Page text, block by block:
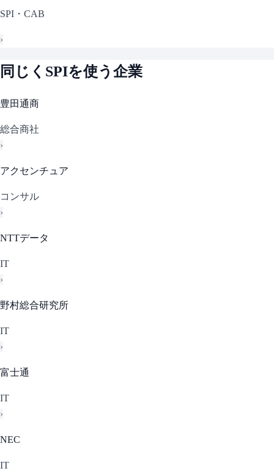
SPI・CAB
›
同じく SPIを使う企業
豊田通商
総合商社
›
アクセンチュア
コンサル
›
NTTデータ
IT
›
野村総合研究所
IT
›
富士通
IT
›
NEC
IT